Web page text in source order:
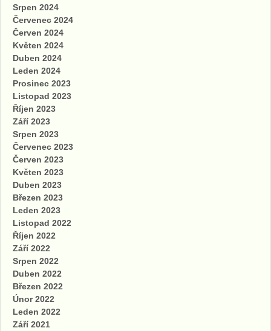
Srpen 2024
Červenec 2024
Červen 2024
Květen 2024
Duben 2024
Leden 2024
Prosinec 2023
Listopad 2023
Říjen 2023
Září 2023
Srpen 2023
Červenec 2023
Červen 2023
Květen 2023
Duben 2023
Březen 2023
Leden 2023
Listopad 2022
Říjen 2022
Září 2022
Srpen 2022
Duben 2022
Březen 2022
Únor 2022
Leden 2022
Září 2021